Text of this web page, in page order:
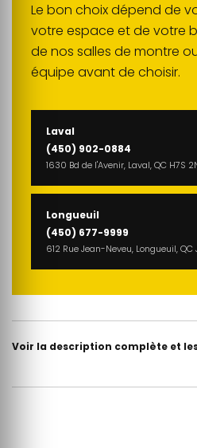
Le bon choix dépend de
votre espace et de votre
de nos salles de montre
équipe avant de choisir.
Laval
(450) 902-0884
1630 Bd de l'Avenir, Laval, QC H7S
Longueuil
(450) 677-9999
612 Rue Jean-Neveu, Longueuil, QC
Voir la description complète et